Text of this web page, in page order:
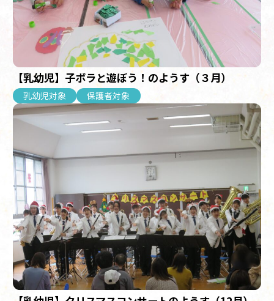
【乳幼児】子ボラと遊ぼう！のようす（３月）
乳幼児対象 保護者対象